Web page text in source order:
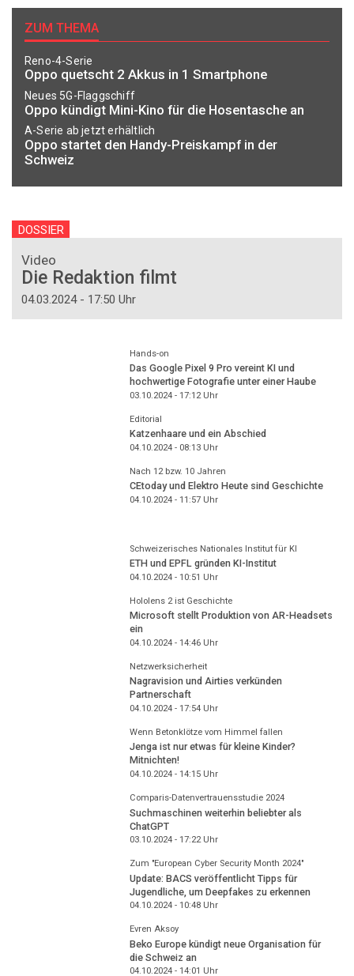
ZUM THEMA
Reno-4-Serie
Oppo quetscht 2 Akkus in 1 Smartphone
Neues 5G-Flaggschiff
Oppo kündigt Mini-Kino für die Hosentasche an
A-Serie ab jetzt erhältlich
Oppo startet den Handy-Preiskampf in der
Schweiz
DOSSIER
Video
Die Redaktion filmt
04.03.2024 - 17:50 Uhr
Hands-on
Das Google Pixel 9 Pro vereint KI und
hochwertige Fotografie unter einer Haube
03.10.2024 - 17:12Uhr
Editorial
Katzenhaare und ein Abschied
04.10.2024 - 08:13Uhr
Nach 12 bzw. 10 Jahren
CEtoday und Elektro Heute sind Geschichte
04.10.2024 - 11:57Uhr
Schweizerisches Nationales Institut für KI
ETH und EPFL gründen KI-Institut
04.10.2024 - 10:51 Uhr
Hololens 2 ist Geschichte
Microsoft stellt Produktion von AR-Headsets
ein
04.10.2024 - 14:46Uhr
Netzwerksicherheit
Nagravision und Airties verkünden
Partnerschaft
04.10.2024 - 17:54Uhr
Wenn Betonklötze vom Himmel fallen
Jenga ist nur etwas für kleine Kinder?
Mitnichten!
04.10.2024 - 14:15Uhr
Comparis-Datenvertrauensstudie 2024
Suchmaschinen weiterhin beliebter als
ChatGPT
03.10.2024 - 17:22Uhr
Zum "European Cyber Security Month 2024"
Update: BACS veröffentlicht Tipps für
Jugendliche, um Deepfakes zu erkennen
04.10.2024 - 10:48Uhr
Evren Aksoy
Beko Europe kündigt neue Organisation für
die Schweiz an
04.10.2024 - 14:01 Uhr